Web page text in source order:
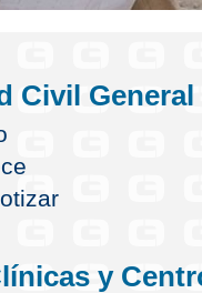
Civil General
y